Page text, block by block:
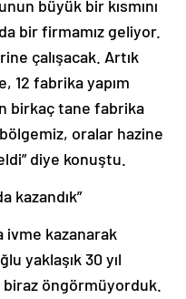
büyük bir kısmını
bir firmamız geliyor.
çalışacak. Artık
12 fabrika yapım
birkaç tane fabrika
oralar hazine
diye konuştu.
kazandık”
ivme kazanarak
yaklaşık 30 yıl
biraz öngörmüyorduk.